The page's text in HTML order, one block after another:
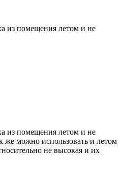
из помещения летом и не
из помещения летом и не
же можно использовать и летом
не высокая и их